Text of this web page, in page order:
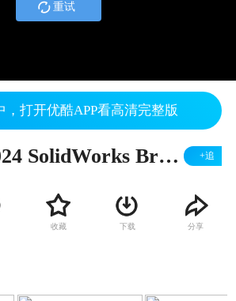
重试
，打开优酷APP看高清完整版
Dassault_2024 SolidWorks Brand Anthem_Bug. +追
收藏 下载 分享